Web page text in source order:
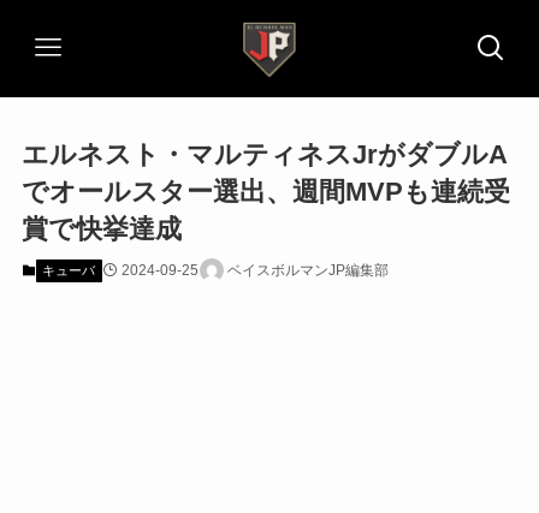
エルネスト・マルティネスJrがダブルA
でオールスター選出、週間MVPも連続受
賞で快挙達成
キューバ 2024-09-25 ベイスボルマンJP編集部